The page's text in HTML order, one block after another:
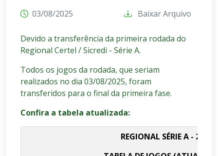
03/08/2025 Baixar Arquivo
Devido a transferência da primeira rodada do
Regional Certel / Sicredi - Série A.
Todos os jogos da rodada, que seriam
realizados no dia 03/08/2025, foram
transferidos para o final da primeira fase.
Confira a tabela atualizada:
REGIONAL SÉRIE A - 2025